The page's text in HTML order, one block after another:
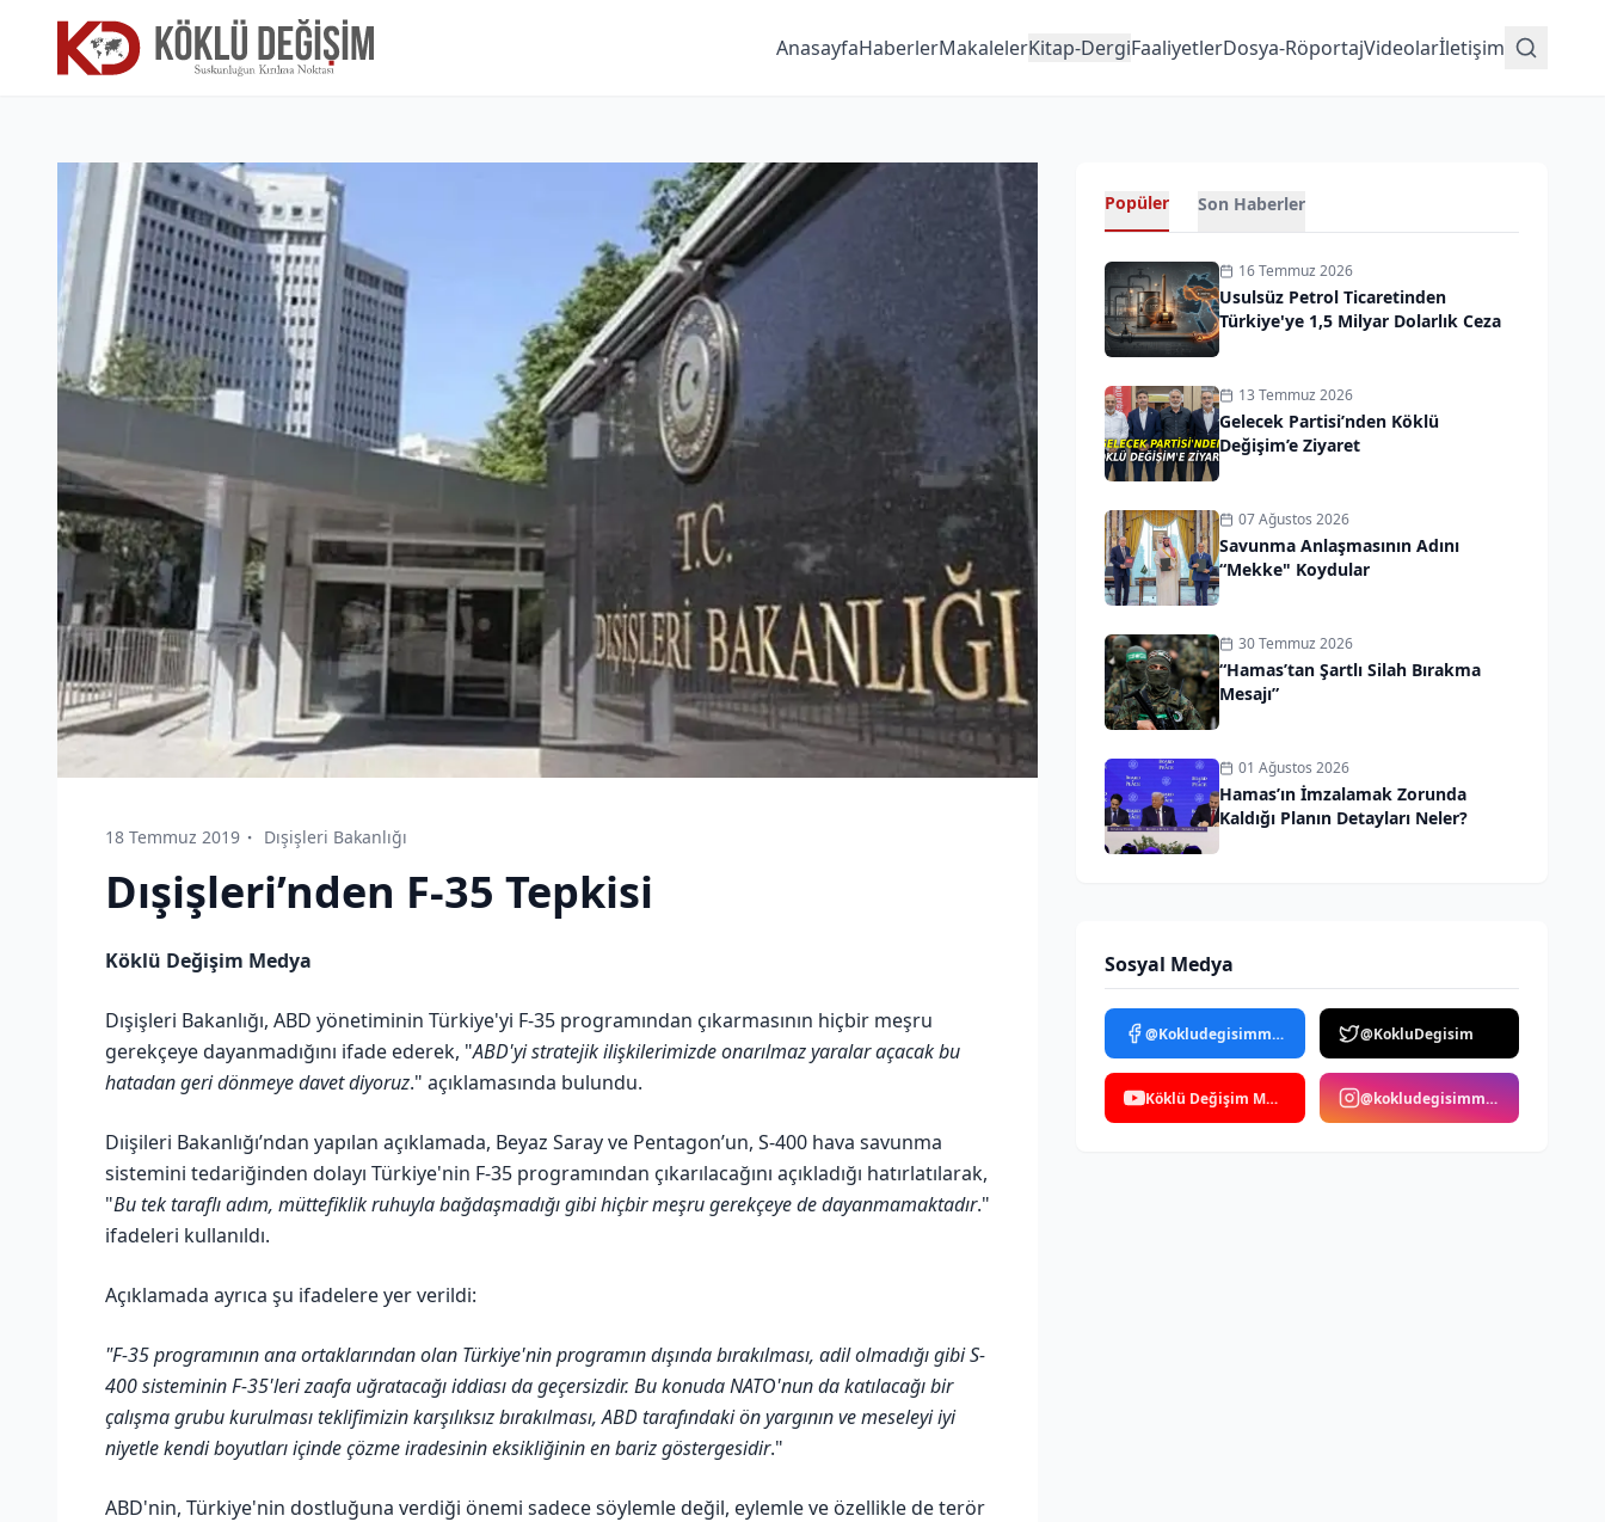
AnasayfaHaberlerMakalelerKitap-DergiFaaliyetlerDosya-RöportajVideolarİletişim
18 Temmuz 2019 Dışişleri Bakanlığı
Dışişleri’nden F-35 Tepkisi
Köklü Değişim Medya
Dışişleri Bakanlığı, ABD yönetiminin Türkiye'yi F-35 programından çıkarmasının hiçbir meşru
gerekçeye dayanmadığını ifade ederek, "ABD'yi stratejik ilişkilerimizde onarılmaz yaralar açacak bu
hatadan geri dönmeye davet diyoruz." açıklamasında bulundu.
Dıişileri Bakanlığı’ndan yapılan açıklamada, Beyaz Saray ve Pentagon’un, S-400 hava savunma
sistemini tedariğinden dolayı Türkiye'nin F-35 programından çıkarılacağını açıkladığı hatırlatılarak,
"Bu tek taraflı adım, müttefiklik ruhuyla bağdaşmadığı gibi hiçbir meşru gerekçeye de dayanmamaktadır."
ifadeleri kullanıldı.
Açıklamada ayrıca şu ifadelere yer verildi:
"F-35 programının ana ortaklarından olan Türkiye'nin programın dışında bırakılması, adil olmadığı gibi S-
400 sisteminin F-35'leri zaafa uğratacağı iddiası da geçersizdir. Bu konuda NATO'nun da katılacağı bir
çalışma grubu kurulması teklifimizin karşılıksız bırakılması, ABD tarafındaki ön yargının ve meseleyi iyi
niyetle kendi boyutları içinde çözme iradesinin eksikliğinin en bariz göstergesidir."
ABD'nin, Türkiye'nin dostluğuna verdiği önemi sadece söylemle değil, eylemle ve özellikle de terör
Popüler Son Haberler
16 Temmuz 2026
Usulsüz Petrol Ticaretinden
Türkiye'ye 1,5 Milyar Dolarlık Ceza
13 Temmuz 2026
Gelecek Partisi’nden Köklü
Değişim’e Ziyaret
07 Ağustos 2026
Savunma Anlaşmasının Adını
“Mekke" Koydular
30 Temmuz 2026
“Hamas’tan Şartlı Silah Bırakma
Mesajı”
01 Ağustos 2026
Hamas’ın İmzalamak Zorunda
Kaldığı Planın Detayları Neler?
Sosyal Medya
@Kokludegisimmedya @KokluDegisim
Köklü Değişim Medya @kokludegisimmedya